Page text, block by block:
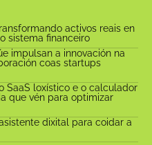
activos reais en
sistema financeiro
impulsan a innovación na
coas startups
SaaS loxístico e o calculador
que vén para optimizar
dixital para coidar a